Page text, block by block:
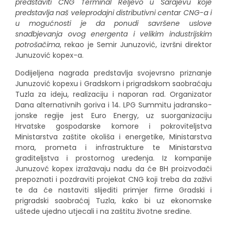
predstavlja naš veleprodajni distributivni centar CNG-a i
u mogućnosti je da ponudi savršene uslove
snadbjevanja ovog energenta i velikim industrijskim
potrošačima, rekao je Semir Junuzović, izvršni direktor
Junuzović kopex-a.
Dodijeljena nagrada predstavlja svojevrsno priznanje
Junuzović kopexu i Gradskom i prigradskom saobraćaju
Tuzla za ideju, realizaciju i naporan rad. Organizator
Dana alternativnih goriva i 14. LPG Summitu jadransko-
jonske regije jest Euro Energy, uz suorganizaciju
Hrvatske gospodarske komore i pokroviteljstva
Ministarstva zaštite okoliša i energetike, Ministarstva
mora, prometa i infrastrukture te Ministarstva
graditeljstva i prostornog uređenja. Iz kompanije
Junuzovć kopex izražavaju nadu da će BH proizvođači
prepoznati i pozdraviti projekat CNG koji treba da zaživi
te da će nastaviti slijediti primjer firme Gradski i
prigradski saobraćaj Tuzla, kako bi uz ekonomske
uštede ujedno utjecali i na zaštitu životne sredine.